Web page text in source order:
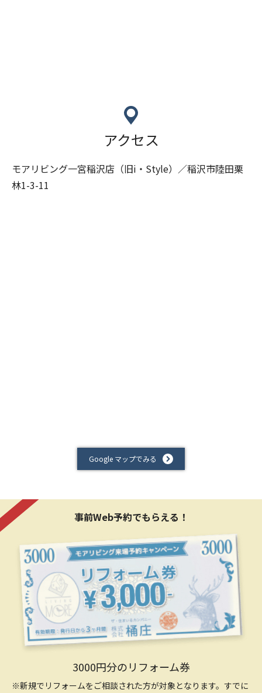
アクセス
モアリビング一宮稲沢店（旧i・Style）／稲沢市陸田栗
林1-3-11
Google マップでみる
事前Web予約でもらえる！
3000円分のリフォーム券
※新規でリフォームをご相談された方が対象となります。すでに